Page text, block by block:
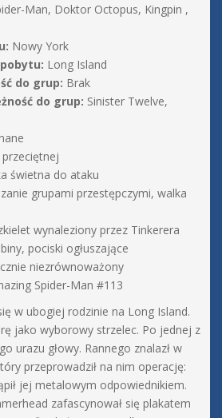
Man, Doktor Octopus, Kingpin ,
Nowy York
Long Island
do grup: Brak
do grup: Sinister Twelve,
świetna do ataku
grupami przestępczymi, walka
wynaleziony przez Tinkerera
pociski ogłuszające
niezrównoważony
Spider-Man #113
w ubogiej rodzinie na Long Island.
jako wyborowy strzelec. Po jednej z
urazu głowy. Rannego znalazł w
przeprowadził na nim operację:
jej metalowym odpowiednikiem.
zafascynował się plakatem